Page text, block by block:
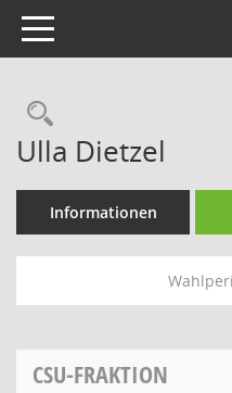
Toggle navigation
Ulla Dietzel
Informationen
CSU-FRAKTION